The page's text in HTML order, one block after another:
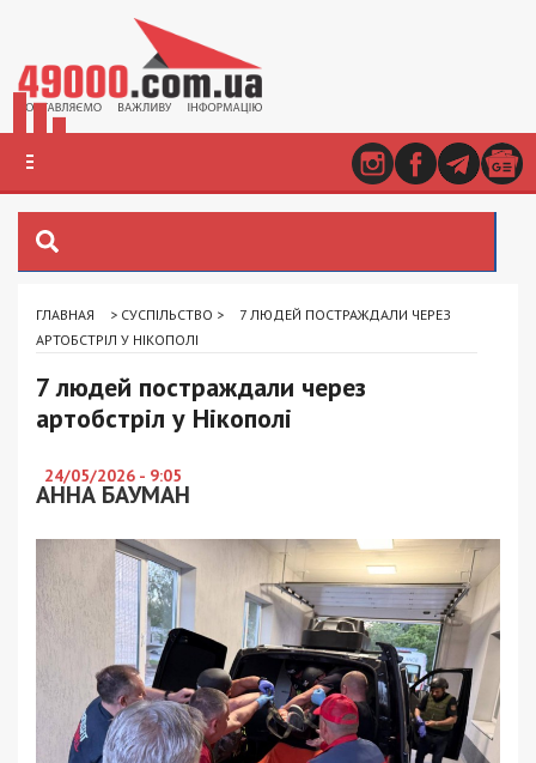
ГЛАВНАЯ > СУСПІЛЬСТВО >
7 ЛЮДЕЙ ПОСТРАЖДАЛИ ЧЕРЕЗ
АРТОБСТРІЛ У НІКОПОЛІ
7 людей постраждали через
артобстріл у Нікополі
24/05/2026 - 9:05
АННА БАУМАН